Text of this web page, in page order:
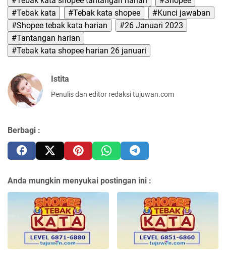
#Tebak kata
#Tebak kata shopee
#Kunci jawaban
#Shopee tebak kata harian
#26 Januari 2023
#Tantangan harian
#Tebak kata shopee harian 26 januari
Istita
Penulis dan editor redaksi tujuwan.com
Berbagi :
Anda mungkin menyukai postingan ini :